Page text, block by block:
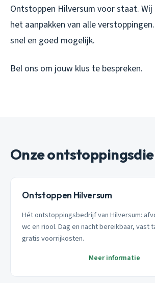
Ontstoppen Hilversum voor staat. Wij
het aanpakken van alle
snel en goed mogelijk.
Bel ons om jouw klus te bespreken.
Onze
Ontstoppen Hilversum
Hét ontstoppingsbedrijf van Hilversum:
wc en riool. Dag en nacht bereikbaar, vast
gratis voorrijkosten.
Meer informatie